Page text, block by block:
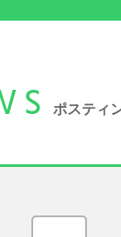
ポスティ